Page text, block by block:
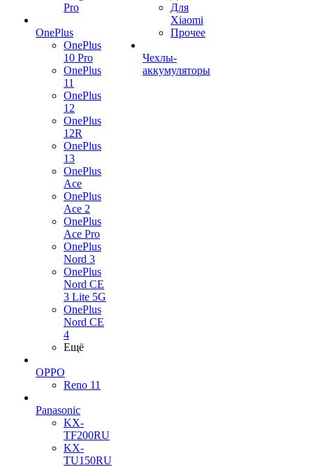
Pro
OnePlus
OnePlus
10 Pro
OnePlus
11
OnePlus
12
OnePlus
12R
OnePlus
13
OnePlus
Ace
OnePlus
Ace 2
OnePlus
Ace Pro
OnePlus
Nord 3
OnePlus
Nord CE
3 Lite 5G
OnePlus
Nord CE
4
Ещё
OPPO
Reno 11
Panasonic
KX-
TF200RU
KX-
TU150RU
Для
Xiaomi
Прочее
Чехлы-
аккумуляторы